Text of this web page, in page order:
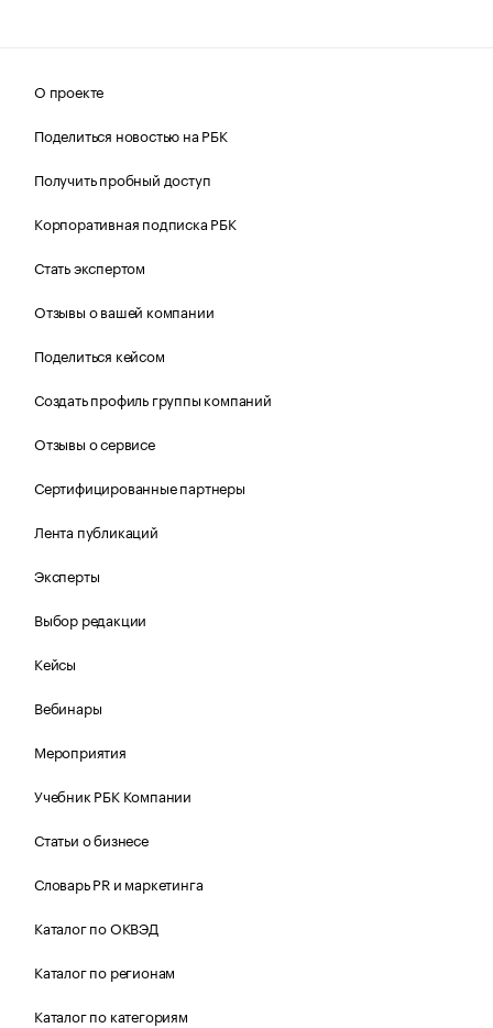
О проекте
Поделиться новостью на РБК
Получить пробный доступ
Корпоративная подписка РБК
Стать экспертом
Отзывы о вашей компании
Поделиться кейсом
Создать профиль группы компаний
Отзывы о сервисе
Сертифицированные партнеры
Лента публикаций
Эксперты
Выбор редакции
Кейсы
Вебинары
Мероприятия
Учебник РБК Компании
Статьи о бизнесе
Словарь PR и маркетинга
Каталог по ОКВЭД
Каталог по регионам
Каталог по категориям